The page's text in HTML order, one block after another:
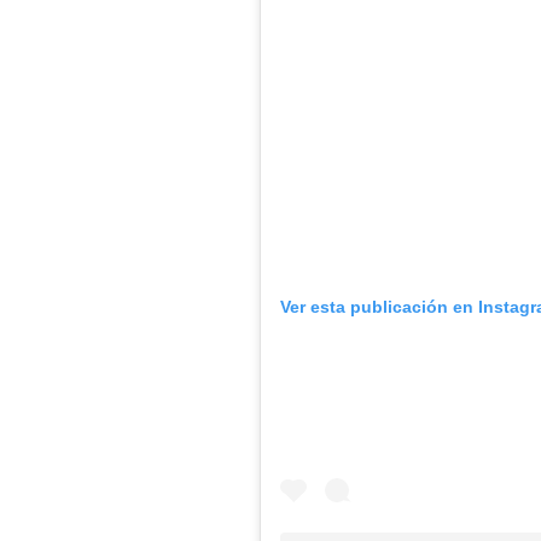
Ver esta publicación en